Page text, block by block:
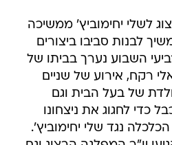
לשלי יחימוביץ' ממשיכה
לבנות סביבו ביצורים
השבוע נערך בביתו של
רקח, אירוע של שניים
של בעל הבית וגם
כדי לחגוג את ניצחונו
נגד שלי יחימוביץ'.